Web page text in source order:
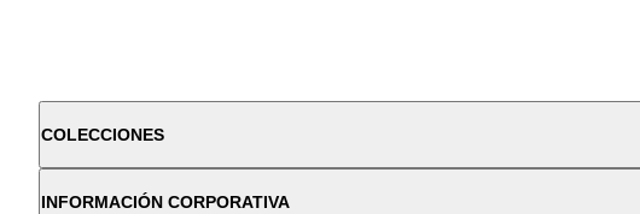
COLECCIONES
INFORMACIÓN CORPORATIVA